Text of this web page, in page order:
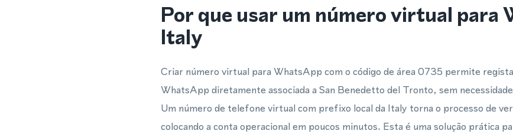
Por que usar um número virtual para
Italy
Criar número virtual para WhatsApp com o código de área 0735 permite
WhatsApp diretamente associada a San Benedetto del Tronto, sem
Um número de telefone virtual com prefixo local da Italy torna o processo de
colocando a conta operacional em poucos minutos. Esta é uma solução prática